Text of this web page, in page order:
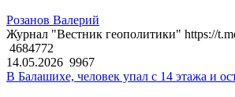
Розанов Валерий
Журнал "Вестник геополитики" https://
4684772
14.05.2026 9967
В Балашихе, человек упал с 14 этажа и